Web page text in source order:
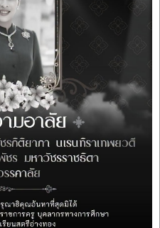
3 ตำบลศาลาแดง อำเภอเมือง
นที่การศึกษามัธยมศึกษาสิงห์บุรี
E-mail: